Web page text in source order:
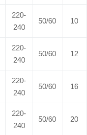
220-
240
50/60 10
220-
240
50/60 12
220-
240
50/60 16
220-
240
50/60 20